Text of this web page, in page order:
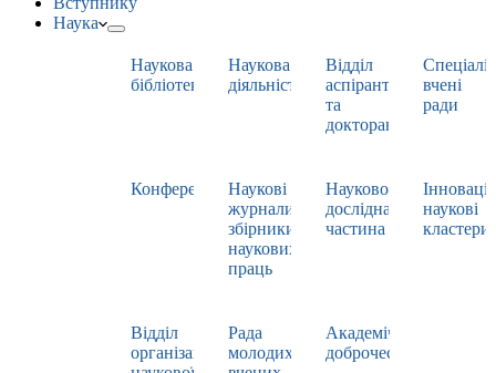
Наука
Наукова
бібліотека
Наукова
діяльність
Відділ
аспірантури
та
докторантури
вчені
ради
Конференції
Наукові
журнали,
збірники
наукових
праць
Науково-
дослідна
частина
наукові
кластери
Відділ
організації
Рада
молодих
Академічна
доброчесність